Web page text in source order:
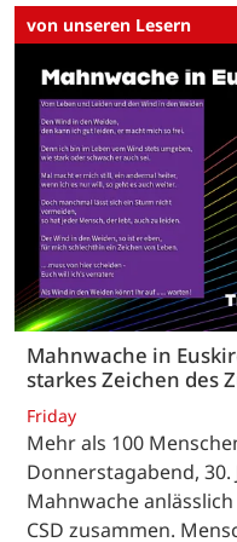
von unseren Lesern
Mahnwache in
starkes Zeichen des
Friday
Mehr als 100
Donnerstagabend,
Mahnwache
CSD zusammen.